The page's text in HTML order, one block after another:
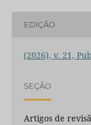
EDIÇÃO
(2026), v. 21,
SEÇÃO
Artigos de